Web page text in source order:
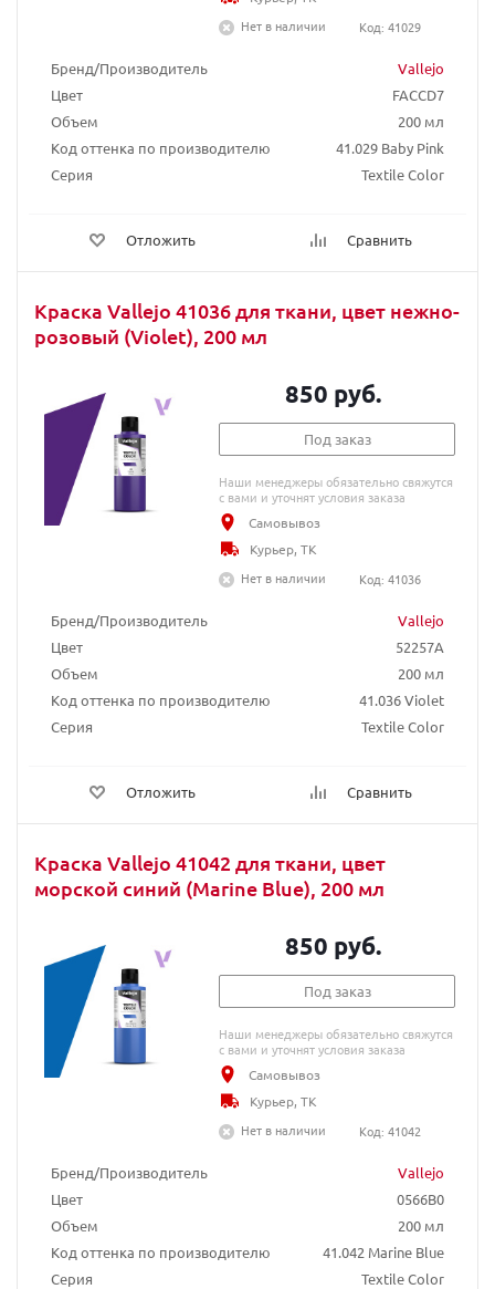
Бренд/Производитель
Vallejo
Цвет
FACCD7
Объем
200 мл
Код оттенка по производителю
41.029 Baby Pink
Серия
Textile Color
Отложить Сравнить
Нет в наличии
Код: 41029
Краска Vallejo 41036 для ткани, цвет нежно-
розовый (Violet), 200 мл
Бренд/Производитель
Vallejo
Цвет
52257A
Объем
200 мл
Код оттенка по производителю
41.036 Violet
Серия
Textile Color
Отложить Сравнить
850 руб.
Под заказ
Наши менеджеры обязательно свяжутся
с вами и уточнят условия заказа
Самовывоз
Курьер, ТК
Нет в наличии
Код: 41036
Краска Vallejo 41042 для ткани, цвет
морской синий (Marine Blue), 200 мл
Бренд/Производитель
Vallejo
Цвет
0566B0
Объем
200 мл
Код оттенка по производителю
41.042 Marine Blue
Серия
Textile Color
850 руб.
Под заказ
Наши менеджеры обязательно свяжутся
с вами и уточнят условия заказа
Самовывоз
Курьер, ТК
Нет в наличии
Код: 41042